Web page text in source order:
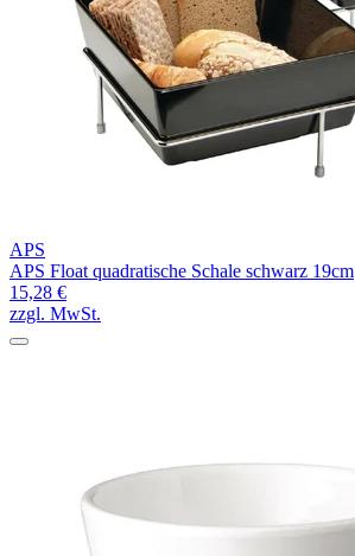
APS
APS Float quadratische Schale schwarz 19cm
15,28 €
zzgl. MwSt.